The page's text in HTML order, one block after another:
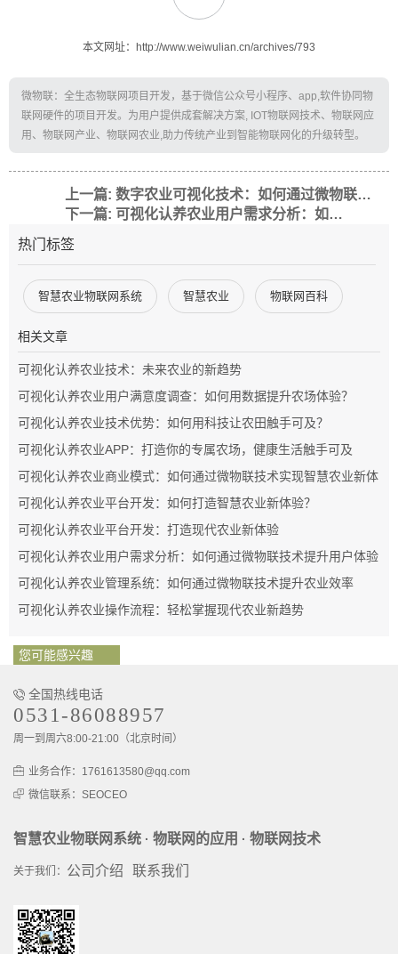
本文网址：http://www.weiwulian.cn/archives/793
微物联：全生态物联网项目开发，基于微信公众号小程序、app,软件协同物
联网硬件的项目开发。为用户提供成套解决方案, IOT物联网技术、物联网应
用、物联网产业、物联网农业,助力传统产业到智能物联网化的升级转型。
上一篇: 数字农业可视化技术：如何通过微物联提升农业生产效率？
下一篇: 可视化认养农业用户需求分析：如何通过微物联技术提升用户体验
热门标签
智慧农业物联网系统 智慧农业 物联网百科
相关文章
可视化认养农业技术：未来农业的新趋势
可视化认养农业用户满意度调查：如何用数据提升农场体验？
可视化认养农业技术优势：如何用科技让农田触手可及？
可视化认养农业APP：打造你的专属农场，健康生活触手可及
可视化认养农业商业模式：如何通过微物联技术实现智慧农业新体
验
可视化认养农业平台开发：如何打造智慧农业新体验？
可视化认养农业平台开发：打造现代农业新体验
可视化认养农业用户需求分析：如何通过微物联技术提升用户体验
可视化认养农业管理系统：如何通过微物联技术提升农业效率
可视化认养农业操作流程：轻松掌握现代农业新趋势
您可能感兴趣
全国热线电话
0531-86088957
周一到周六8:00-21:00（北京时间）
业务合作：1761613580@qq.com
微信联系：SEOCEO
智慧农业物联网系统 · 物联网的应用 · 物联网技术
关于我们： 公司介绍 联系我们